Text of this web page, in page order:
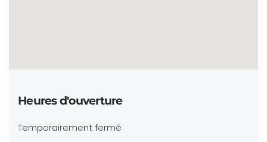
Heures d'ouverture
Temporairement fermé